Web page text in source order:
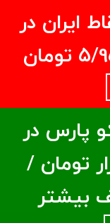
ایران در
پارس در
بالای ۶00 هزار تومان /
بیشتر